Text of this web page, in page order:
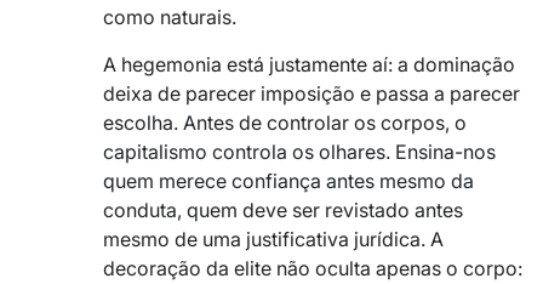
como naturais.
A hegemonia está justamente aí: a dominação
deixa de parecer imposição e passa a parecer
escolha. Antes de controlar os corpos, o
capitalismo controla os olhares. Ensina-nos
quem merece confiança antes mesmo da
conduta, quem deve ser revistado antes
mesmo de uma justificativa jurídica. A
decoração da elite não oculta apenas o corpo: